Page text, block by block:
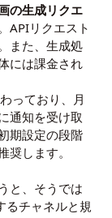
の生成リクエ
APIリクエスト
また、生成処
には課金され
っており、月
通知を受け取
期設定の段階
します。
と、そうでは
るチャネルと規